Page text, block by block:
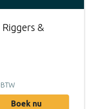
&
Boek nu